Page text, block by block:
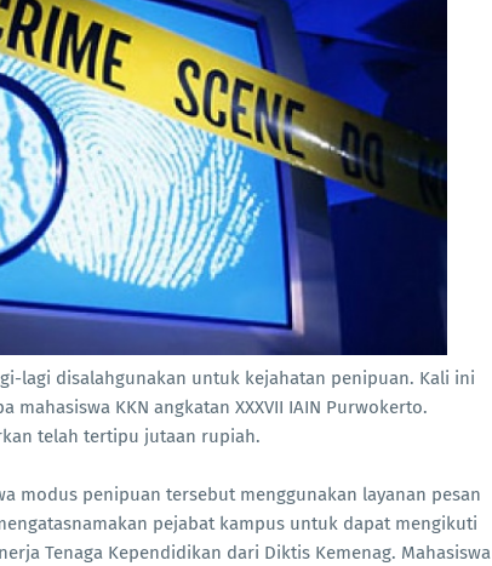
lagi disalahgunakan untuk kejahatan penipuan. Kali ini
KKN angkatan XXXVII IAIN Purwokerto.
telah tertipu jutaan rupiah.
modus penipuan tersebut menggunakan layanan pesan
pejabat kampus untuk dapat mengikuti
Tenaga Kependidikan dari Diktis Kemenag. Mahasiswa